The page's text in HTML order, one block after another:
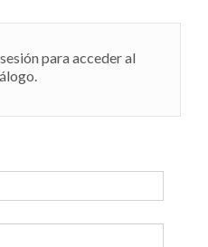
para acceder al